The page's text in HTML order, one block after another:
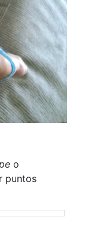
o
puntos